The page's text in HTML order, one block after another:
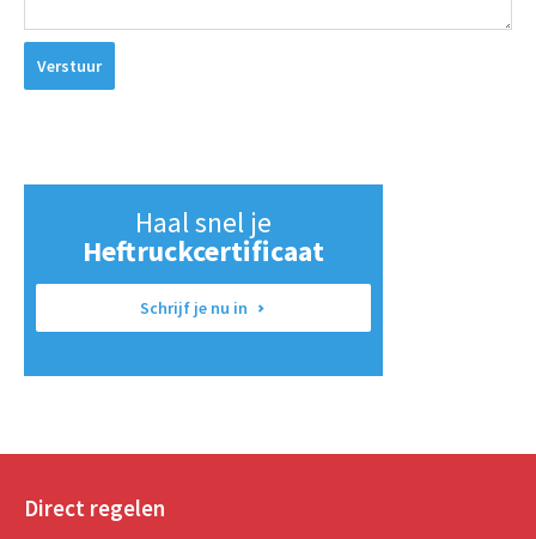
Verstuur
Haal snel je
Heftruckcertificaat
Schrijf je nu in
Direct regelen